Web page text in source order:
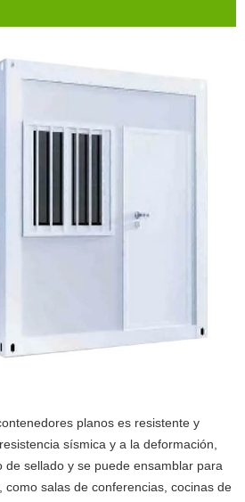
planos es resistente y
sísmica y a la deformación,
sellado y se puede ensamblar para
como salas de conferencias, cocinas de